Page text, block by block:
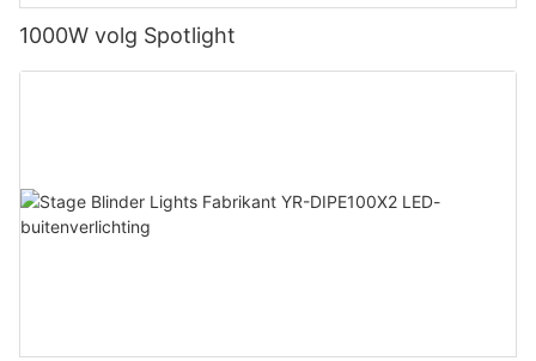
1000W volg Spotlight